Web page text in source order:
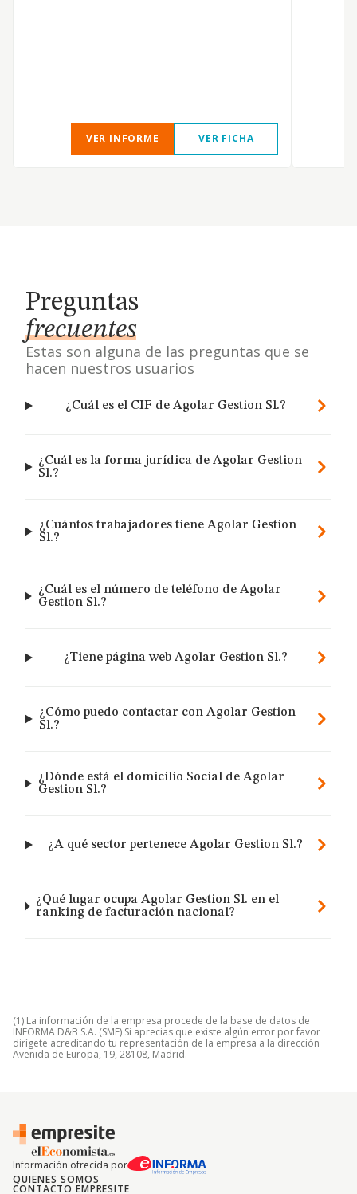
VER INFORME VER FICHA
Preguntas
frecuentes
Estas son alguna de las preguntas que se
hacen nuestros usuarios
¿Cuál es el CIF de Agolar Gestion Sl.?
¿Cuál es la forma jurídica de Agolar Gestion
Sl.?
¿Cuántos trabajadores tiene Agolar Gestion
Sl.?
¿Cuál es el número de teléfono de Agolar
Gestion Sl.?
¿Tiene página web Agolar Gestion Sl.?
¿Cómo puedo contactar con Agolar Gestion
Sl.?
¿Dónde está el domicilio Social de Agolar
Gestion Sl.?
¿A qué sector pertenece Agolar Gestion Sl.?
¿Qué lugar ocupa Agolar Gestion Sl. en el
ranking de facturación nacional?
(1) La información de la empresa procede de la base de datos de
INFORMA D&B S.A. (SME) Si aprecias que existe algún error por favor
dirígete acreditando tu representación de la empresa a la dirección
Avenida de Europa, 19, 28108, Madrid.
Información ofrecida por
QUIENES SOMOS
CONTACTO EMPRESITE